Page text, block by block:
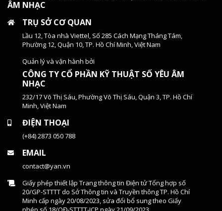
ÂM NHẠC
TRỤ SỞ CƠ QUAN
Lầu 12, Tòa nhà Viettel, Số 285 Cách Mạng Tháng Tám,
Phường 12, Quận 10, TP. Hồ Chí Minh, Việt Nam
Quản lý và vận hành bởi
CÔNG TY CỔ PHẦN KỸ THUẬT SỐ YÊU ÂM
NHẠC
232/17 Võ Thị Sáu, Phường Võ Thị Sáu, Quận 3, TP. Hồ Chí
Minh, Việt Nam
ĐIỆN THOẠI
(+84) 2873 050 788
EMAIL
contact@yan.vn
Giấy phép thiết lập Trang thông tin Điện tử Tổng hợp số
20/GP-STTTT do Sở Thông tin và Truyền thông TP. Hồ Chí
Minh cấp ngày 20/08/2023, sửa đổi bổ sung theo Giấy